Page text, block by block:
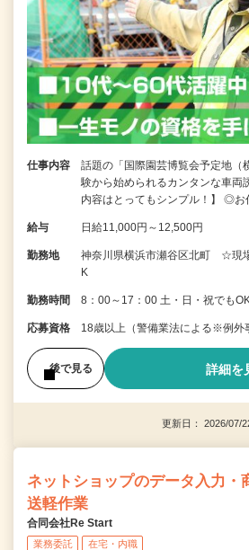
仕事内容
話題の「国際園芸博覧会予定地（
験から始められるカンタンな車両
内容はとってもシンプル！】 ◎
給与 日給11,000円～12,500円
勤務地
神奈川県横浜市瀬谷区北町 ☆現
K
勤務時間 8：00～17：00 土・日・祝でも
応募資格 18歳以上（警備業法による※例外
後で見る 詳細を
更新日： 2026/
ネットショップのデータ入力・
送軽作業
合同会社Re Start
業務委託 在宅・内職